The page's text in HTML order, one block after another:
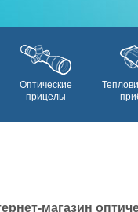
Оптические
прицелы
магазин